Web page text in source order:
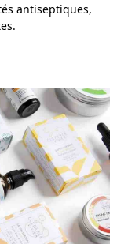
antiseptiques,